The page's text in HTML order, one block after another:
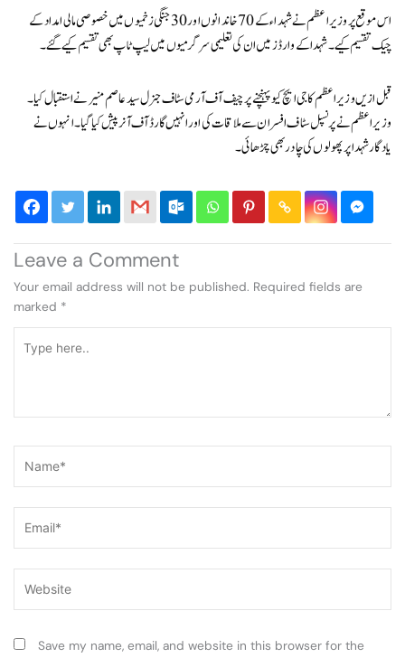
اس موقع پر وزیراعظم نے شہداء کے 70 خاندانوں اور 30 ​​جنگی زخمیوں میں خصوصی مالی امداد کے
چیک تقسیم کیے۔ شہدا کے وارڈز میں ان کی تعلیمی سرگرمیوں میں لیپ ٹاپ بھی تقسیم کیے گئے۔
قبل ازیں وزیراعظم کا جی ایچ کیو پہنچنے پر چیف آف آرمی سٹاف جنرل سید عاصم منیر نے استقبال کیا۔
وزیراعظم نے پرنسپل سٹاف افسران سے ملاقات کی اور انہیں گارڈ آف آنر پیش کیا گیا۔ انہوں نے
یادگار شہدا پر پھولوں کی چادر بھی چڑھائی۔
Leave a Comment
Your email address will not be published. Required fields are
marked *
here..
Save my name, email, and website in this browser for the